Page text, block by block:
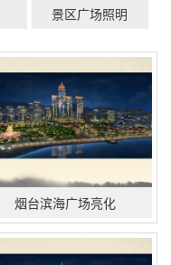
景区广场照明
烟台滨海广场亮化